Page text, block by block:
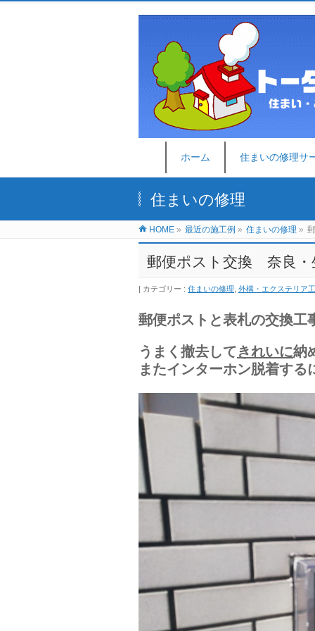
ホーム 住まいの修理サ
住まいの修理
HOME » 最近の施工例 » 住まいの修理 »
郵便ポスト交換 奈良・
カテゴリー : 住まいの修理 外構・エクステリア
郵便ポストと表札の交換工
うまく撤去してきれいに納
またインターホン脱着す